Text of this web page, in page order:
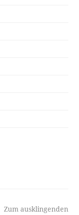
next
Zum ausklingenden